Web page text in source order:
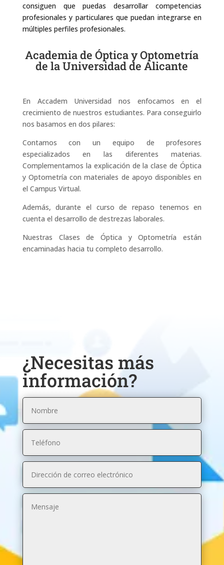
consiguen que puedas desarrollar competencias
profesionales y particulares que puedan integrarse en
múltiples perfiles profesionales.
Academia de Óptica y Optometría
de la Universidad de Alicante
En Accadem Universidad nos enfocamos en el
crecimiento de nuestros estudiantes. Para conseguirlo
nos basamos en dos pilares:
Contamos con un equipo de profesores
especializados en las diferentes materias.
Complementamos la explicación de la clase de Óptica
y Optometría con materiales de apoyo disponibles en
el Campus Virtual.
Además, durante el curso de repaso tenemos en
cuenta el desarrollo de destrezas laborales.
Nuestras Clases de Óptica y Optometría están
encaminadas hacia tu completo desarrollo.
¿Necesitas más
información?